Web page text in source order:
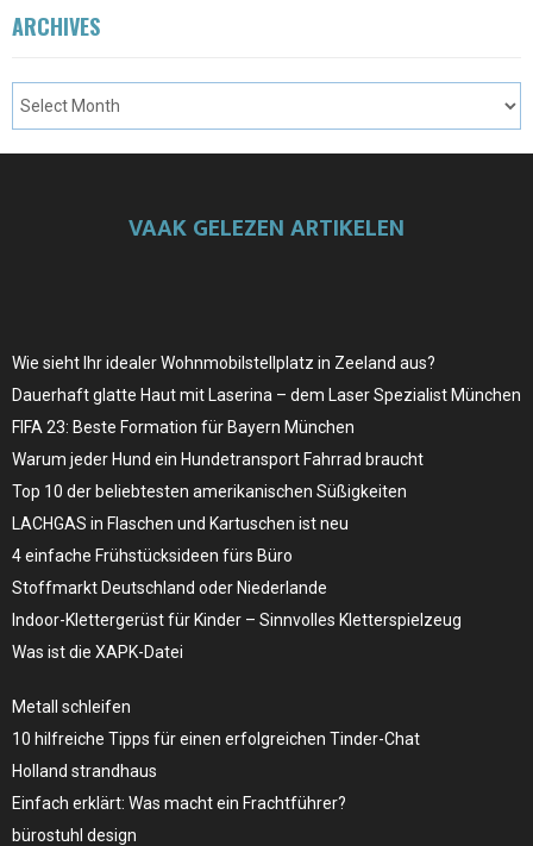
ARCHIVES
VAAK GELEZEN ARTIKELEN
Wie sieht Ihr idealer Wohnmobilstellplatz in Zeeland aus?
Dauerhaft glatte Haut mit Laserina – dem Laser Spezialist München
FIFA 23: Beste Formation für Bayern München
Warum jeder Hund ein Hundetransport Fahrrad braucht
Top 10 der beliebtesten amerikanischen Süßigkeiten
LACHGAS in Flaschen und Kartuschen ist neu
4 einfache Frühstücksideen fürs Büro
Stoffmarkt Deutschland oder Niederlande
Indoor-Klettergerüst für Kinder – Sinnvolles Kletterspielzeug
Was ist die XAPK-Datei
Metall schleifen
10 hilfreiche Tipps für einen erfolgreichen Tinder-Chat
Holland strandhaus
Einfach erklärt: Was macht ein Frachtführer?
bürostuhl design